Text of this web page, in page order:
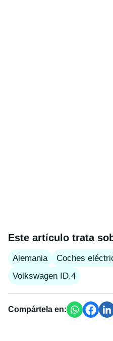
Este artículo trata
Alemania Coches
Volkswagen ID.4
Compártela en: